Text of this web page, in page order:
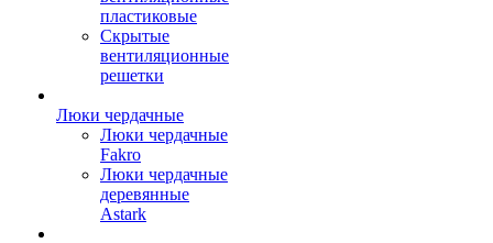
пластиковые
Скрытые
вентиляционные
решетки
Люки чердачные
Люки чердачные
Fakro
Люки чердачные
деревянные
Astark